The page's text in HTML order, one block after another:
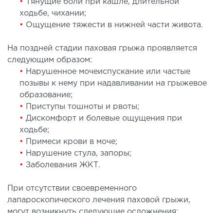
пазух
лечение заболеваний и
гортани и глотки
хирургия лица
хирургия тела
урология
И ДЕРМАТОЛОГИЯ
косметология
косметология
косметология
•
Тянущие боли при кашле, длительной
ходьбе, чихании;
• Ощущение тяжести в нижней части живота.
На поздней стадии паховая грыжа проявляется
следующим образом:
• Нарушенное мочеиспускание или частые
позывы к нему при надавливании на грыжевое
образование;
•
Приступы тошноты и рвоты;
• Дискомфорт и болевые ощущения при
ходьбе;
•
Примеси крови в моче;
• Нарушение стула, запоры;
• Заболевания ЖКТ.
При отсутствии своевременного
лапароскопического лечения паховой грыжи,